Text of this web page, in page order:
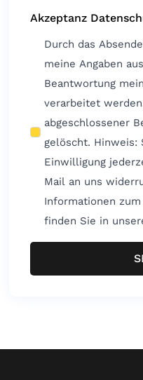
Akzeptanz
Durch das
meine Angaben
Beantwortung
verarbeitet
abgeschlossener
gelöscht. Hinweis: Sie können Ihre
Einwilligung
Mail an uns
Informationen
finden Sie in